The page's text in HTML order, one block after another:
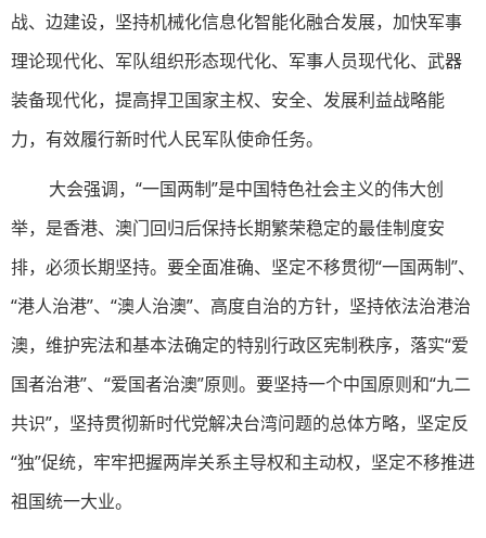
战、边建设，坚持机械化信息化智能化融合发展，加快军事
理论现代化、军队组织形态现代化、军事人员现代化、武器
装备现代化，提高捍卫国家主权、安全、发展利益战略能
力，有效履行新时代人民军队使命任务。
大会强调，“一国两制”是中国特色社会主义的伟大创
举，是香港、澳门回归后保持长期繁荣稳定的最佳制度安
排，必须长期坚持。要全面准确、坚定不移贯彻“一国两制”、
“港人治港”、“澳人治澳”、高度自治的方针，坚持依法治港治
澳，维护宪法和基本法确定的特别行政区宪制秩序，落实“爱
国者治港”、“爱国者治澳”原则。要坚持一个中国原则和“九二
共识”，坚持贯彻新时代党解决台湾问题的总体方略，坚定反
“独”促统，牢牢把握两岸关系主导权和主动权，坚定不移推进
祖国统一大业。